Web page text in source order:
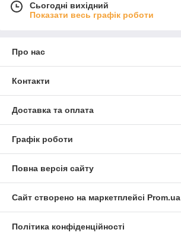
Сьогодні вихідний
Показати весь графік роботи
Про нас
Контакти
Доставка та оплата
Графік роботи
Повна версія сайту
Сайт створено на маркетплейсі Prom.ua
Політика конфіденційності